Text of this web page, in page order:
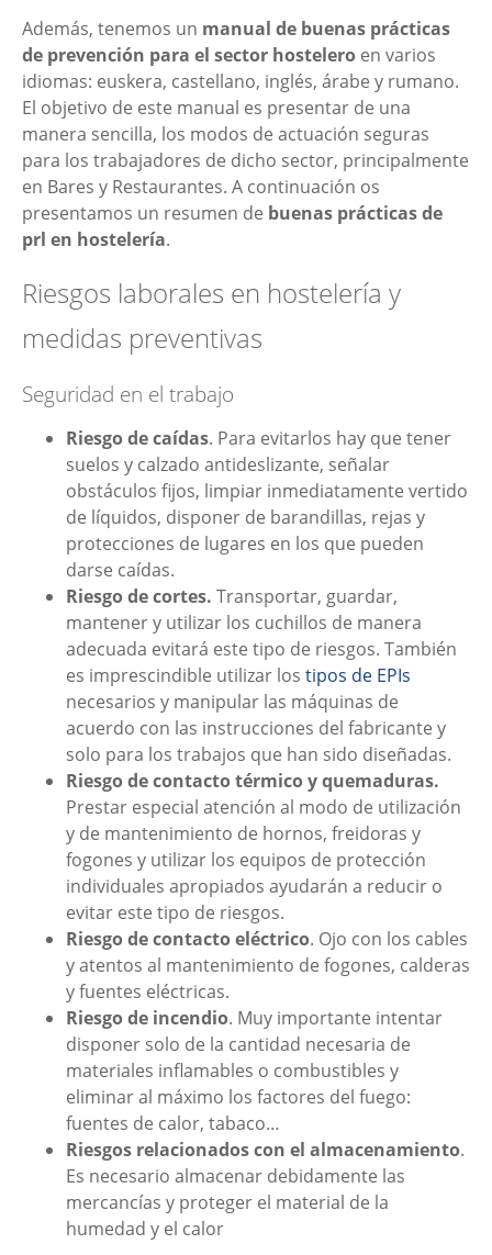
Además, tenemos un manual de buenas prácticas
de prevención para el sector hostelero en varios
idiomas: euskera, castellano, inglés, árabe y rumano.
El objetivo de este manual es presentar de una
manera sencilla, los modos de actuación seguras
para los trabajadores de dicho sector, principalmente
en Bares y Restaurantes. A continuación os
presentamos un resumen de buenas prácticas de
prl en hostelería.
Riesgos laborales en hostelería y
medidas preventivas
Seguridad en el trabajo
Riesgo de caídas. Para evitarlos hay que tener
suelos y calzado antideslizante, señalar
obstáculos fijos, limpiar inmediatamente vertido
de líquidos, disponer de barandillas, rejas y
protecciones de lugares en los que pueden
darse caídas.
Riesgo de cortes. Transportar, guardar,
mantener y utilizar los cuchillos de manera
adecuada evitará este tipo de riesgos. También
es imprescindible utilizar los tipos de EPIs
necesarios y manipular las máquinas de
acuerdo con las instrucciones del fabricante y
solo para los trabajos que han sido diseñadas.
Riesgo de contacto térmico y quemaduras.
Prestar especial atención al modo de utilización
y de mantenimiento de hornos, freidoras y
fogones y utilizar los equipos de protección
individuales apropiados ayudarán a reducir o
evitar este tipo de riesgos.
Riesgo de contacto eléctrico. Ojo con los cables
y atentos al mantenimiento de fogones, calderas
y fuentes eléctricas.
Riesgo de incendio. Muy importante intentar
disponer solo de la cantidad necesaria de
materiales inflamables o combustibles y
eliminar al máximo los factores del fuego:
fuentes de calor, tabaco…
Riesgos relacionados con el almacenamiento.
Es necesario almacenar debidamente las
mercancías y proteger el material de la
humedad y el calor